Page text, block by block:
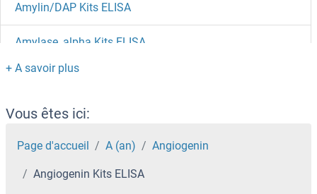
Amylin/DAP Kits ELISA
Amylase, alpha Kits ELISA
Amylase Kits ELISA
AMY2A Kits ELISA
AMY2 Kits ELISA
AMY1A Kits ELISA
Vous êtes ici:
Page d'accueil A (an) Angiogenin
Angiogenin Kits ELISA